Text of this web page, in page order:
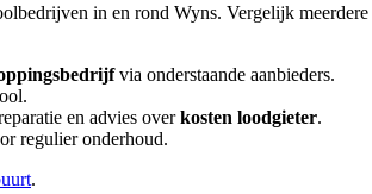
in en rond Wyns. Vergelijk meerdere
via onderstaande aanbieders.
en advies overkosten loodgieter.
regulier onderhoud.
.